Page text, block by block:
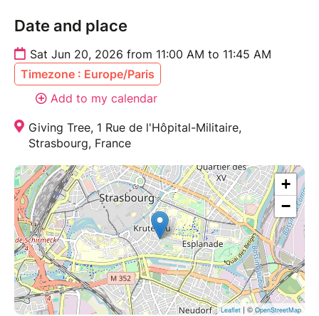
Date and place
Sat Jun 20, 2026 from 11:00 AM to 11:45 AM
Timezone : Europe/Paris
Add to my calendar
Giving Tree, 1 Rue de l'Hôpital-Militaire,
Strasbourg, France
+
−
Leaflet | ©OpenStreetMap